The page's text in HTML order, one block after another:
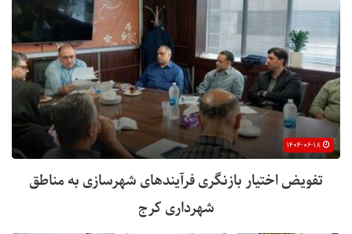
تفویض اختیار بازنگری فرآیندهای شهرسازی به مناطق
شهرداری کرج